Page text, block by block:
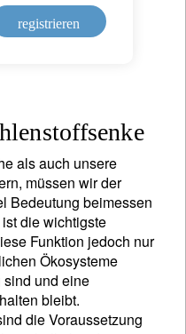
registrieren
als auch unsere
müssen wir der
Bedeutung beimessen
die wichtigste
Funktion jedoch nur
Ökosysteme
und eine
bleibt.
die Voraussetzung
Übereinstimmung
verwendet